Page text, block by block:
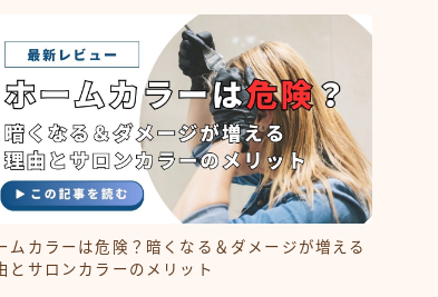
頭皮ケア
サロンワーク実例
ショート
ボブ
ミディアム
ロング
みから探す
ムカラーは危険？暗くなる＆ダメージが増える
とサロンカラーのメリット